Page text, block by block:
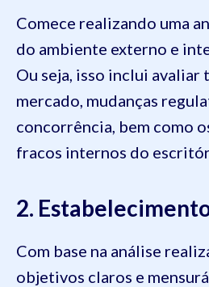
Comece realizando uma
do ambiente externo e
Ou seja, isso inclui avaliar
mercado, mudanças
concorrência, bem como
fracos internos do
2.
Com base na análise
objetivos claros e